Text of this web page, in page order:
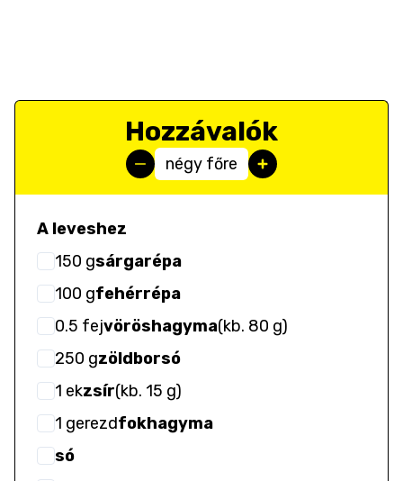
Hozzávalók
négy főre
A leveshez
150 gsárgarépa
100 gfehérrépa
0.5 fejvöröshagyma(kb. 80 g)
250 gzöldborsó
1 ekzsír(kb. 15 g)
1 gerezdfokhagyma
só